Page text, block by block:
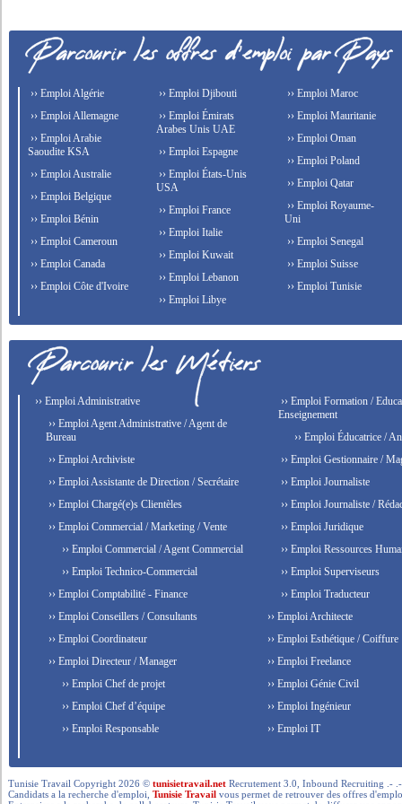
›› Emploi Algérie
›› Emploi Allemagne
›› Emploi Arabie
Saoudite KSA
›› Emploi Australie
›› Emploi Belgique
›› Emploi Bénin
›› Emploi Cameroun
›› Emploi Canada
›› Emploi Côte d'Ivoire
›› Emploi Djibouti
›› Emploi Émirats
Arabes Unis UAE
›› Emploi Espagne
›› Emploi États-Unis
USA
›› Emploi France
›› Emploi Italie
›› Emploi Kuwait
›› Emploi Lebanon
›› Emploi Libye
›› Emploi Maroc
›› Emploi Mauritanie
›› Emploi Oman
›› Emploi Poland
›› Emploi Qatar
›› Emploi Royaume-
Uni
›› Emploi Senegal
›› Emploi Suisse
›› Emploi Tunisie
›› Emploi Administrative
›› Emploi Agent Administrative / Agent de
Bureau
›› Emploi Archiviste
›› Emploi Assistante de Direction / Secrétaire
›› Emploi Chargé(e)s Clientèles
›› Emploi Commercial / Marketing / Vente
›› Emploi Commercial / Agent Commercial
›› Emploi Technico-Commercial
›› Emploi Comptabilité - Finance
›› Emploi Conseillers / Consultants
›› Emploi Coordinateur
›› Emploi Directeur / Manager
›› Emploi Chef de projet
›› Emploi Chef d’équipe
›› Emploi Responsable
›› Emploi Formation /
Enseignement
›› Emploi Éducatrice /
›› Emploi Gestionnaire /
›› Emploi Journaliste
›› Emploi Journaliste /
›› Emploi Juridique
›› Emploi Ressources
›› Emploi Superviseurs
›› Emploi Traducteur
›› Emploi Architecte
›› Emploi Esthétique / Coiffure
›› Emploi Freelance
›› Emploi Génie Civil
›› Emploi Ingénieur
›› Emploi IT
Tunisie Travail Copyright 2026 ©tunisietravail.net Recrutement 3.0, Inbound Recruiting .-
Candidats a la recherche d'emploi,Tunisie Travail vous permet de retrouver des offres